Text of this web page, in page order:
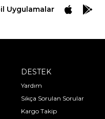
Uygulamalar
DESTEK
Yardım
Sıkça Sorulan Sorular
Kargo Takip